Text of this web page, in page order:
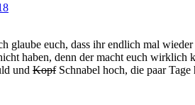
glaube euch, dass ihr endlich mal
haben, denn der macht euch wirklich
und KopfSchnabel hoch, die paar